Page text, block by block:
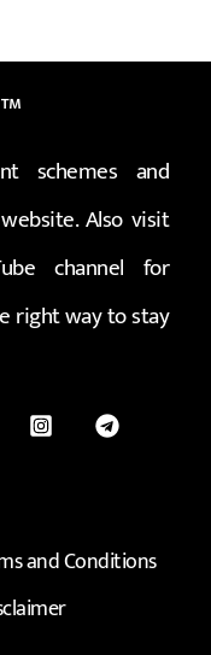
™
schemes and
Also visit
channel for
right way to stay
and Conditions